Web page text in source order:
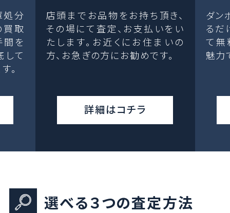
処分
取
間を
して
。
店頭までお品物をお持ち頂き、
その場にて査定、お支払いをい
たします。お近くにお住まいの
方、お急ぎの方にお勧めです。
詳細はコチラ
ダン
るだ
て無
魅力
選べる３つの査定方法